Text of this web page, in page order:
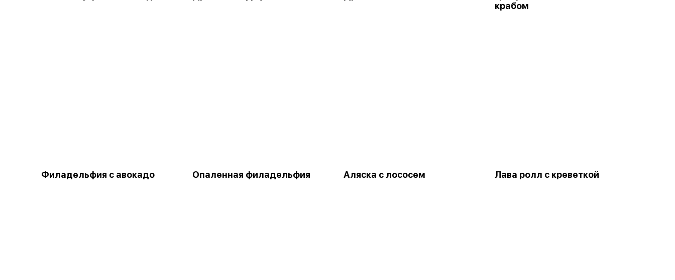
крабом
Филадельфия с авокадо Опаленная филадельфия Аляска с лососем Лава ролл с креветкой